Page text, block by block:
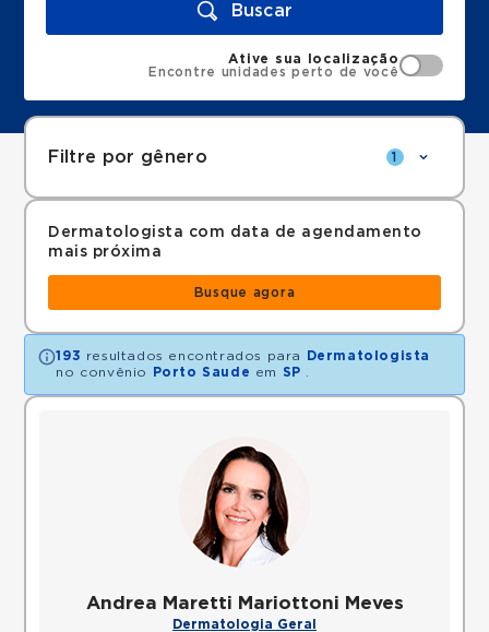
Buscar
Ative sua localização
Encontre unidades perto de você
Filtre por gênero 1
Dermatologista com data de agendamento
mais próxima
Busque agora
193 resultados encontrados para
Dermatologista
no convênio
Porto Saude em SP
Andrea Maretti Mariottoni Meves
Dermatologia Geral